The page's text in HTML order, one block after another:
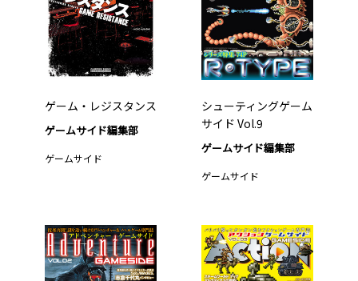
ゲーム・レジスタンス
ゲームサイド編集部
ゲームサイド
シューティングゲーム
サイド Vol.9
ゲームサイド編集部
ゲームサイド